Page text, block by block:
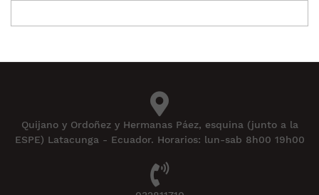
Quijano y Ordoñez y Hermanas Páez, esquina (junto a la
ESPE) Latacunga - Ecuador. Horarios: lun-sab 8h00 19h00